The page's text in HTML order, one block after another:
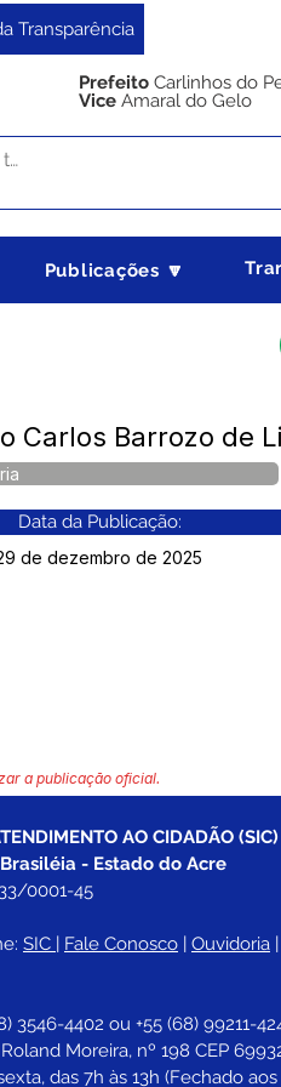
Transparência
Prefeito Carlinhos do
Vice Amaral do Gelo
Publicações 🔽
Carlos Barrozo de
Data da Publicação:
de dezembro de 2025
a publicação oficial.
AO CIDADÃO
- Estado do Acre
0001-45
SIC | Fale Conosco | Ouvidoria |
3546-4402 ou +55 (68) 99211-
Moreira, nº 198 CEP
das 7h às 13h (Fechado